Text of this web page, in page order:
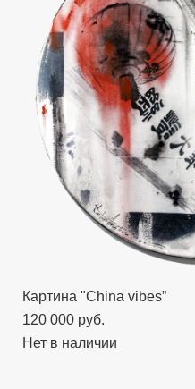
Картина "China vibes”
120 000 pуб.
Нет в наличии